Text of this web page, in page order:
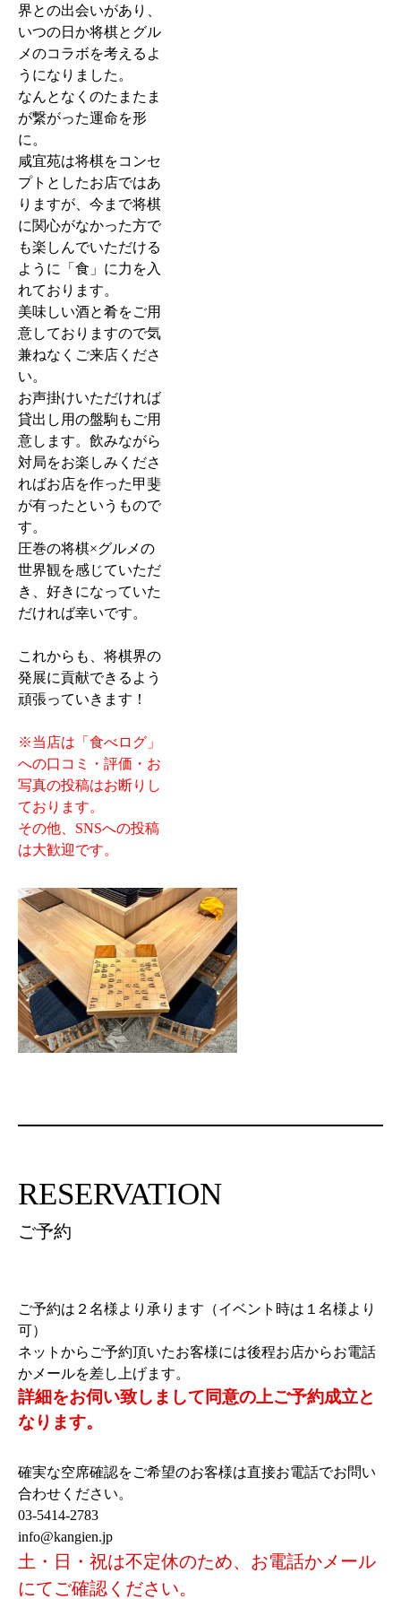
界との出会いがあり、
いつの日か将棋とグル
メのコラボを考えるよ
うになりました。
なんとなくのたまたま
が繋がった運命を形
に。
咸宜苑は将棋をコンセ
プトとしたお店ではあ
りますが、今まで将棋
に関心がなかった方で
も楽しんでいただける
ように「食」に力を入
れております。
美味しい酒と肴をご用
意しておりますので気
兼ねなくご来店くださ
い。
お声掛けいただければ
貸出し用の盤駒もご用
意します。飲みながら
対局をお楽しみくださ
ればお店を作った甲斐
が有ったというもので
す。
圧巻の将棋×グルメの
世界観を感じていただ
き、好きになっていた
だければ幸いです。
これからも、将棋界の
発展に貢献できるよう
頑張っていきます！
※当店は「食べログ」
への口コミ・評価・お
写真の投稿はお断りし
ております。
その他、SNSへの投稿
は大歓迎です。
RESERVATION
ご予約
ご予約は２名様より承ります（イベント時は１名様より
可）
ネットからご予約頂いたお客様には後程お店からお電話
かメールを差し上げます。
詳細をお伺い致しまして同意の上ご予約成立と
なります。
確実な空席確認をご希望のお客様は直接お電話でお問い
合わせください。
03-5414-2783
info@kangien.jp
土・日・祝は不定休のため、お電話かメール
にてご確認ください。